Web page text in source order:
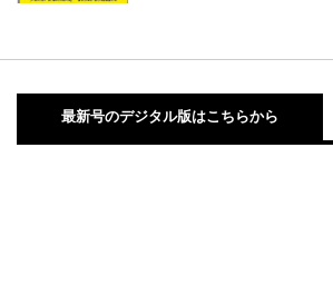
最新号のデジタル版はこちらから